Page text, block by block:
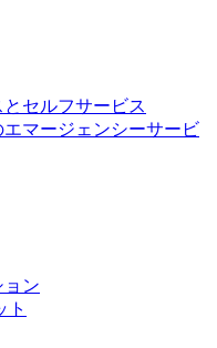
セルフサービス
マージェンシーサービ
ョン
ト